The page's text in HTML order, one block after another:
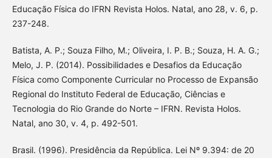
Educação Física do IFRN Revista Holos. Natal, ano 28, v. 6, p.
237-248.
Batista, A. P.; Souza Filho, M.; Oliveira, I. P. B.; Souza, H. A. G.;
Melo, J. P. (2014). Possibilidades e Desafios da Educação
Física como Componente Curricular no Processo de Expansão
Regional do Instituto Federal de Educação, Ciências e
Tecnologia do Rio Grande do Norte – IFRN. Revista Holos.
Natal, ano 30, v. 4, p. 492-501.
Brasil. (1996). Presidência da República. Lei Nº 9.394: de 20